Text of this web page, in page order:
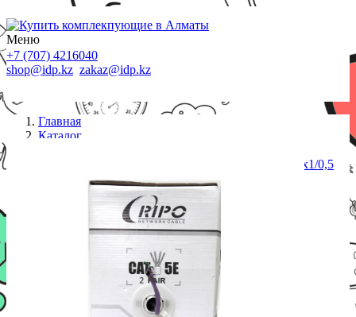
Меню
+7 (707) 4216040
shop@idp.kz zakaz@idp.kz
Главная
Каталог
RIPO кабель сетевой, UСE-5512, UTP Cat.5e 2x2x1/0,5
PE 305 м/б (для внешней прокладки)